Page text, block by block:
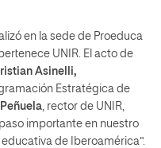
en la sede de Proeduca
UNIR. El acto de
Asinelli,
Estratégica de
, rector de UNIR,
importante en nuestro
de Iberoamérica”.